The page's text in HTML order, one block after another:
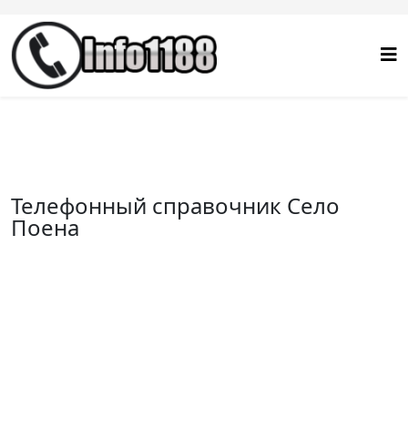
Телефонный справочник Село
Поена